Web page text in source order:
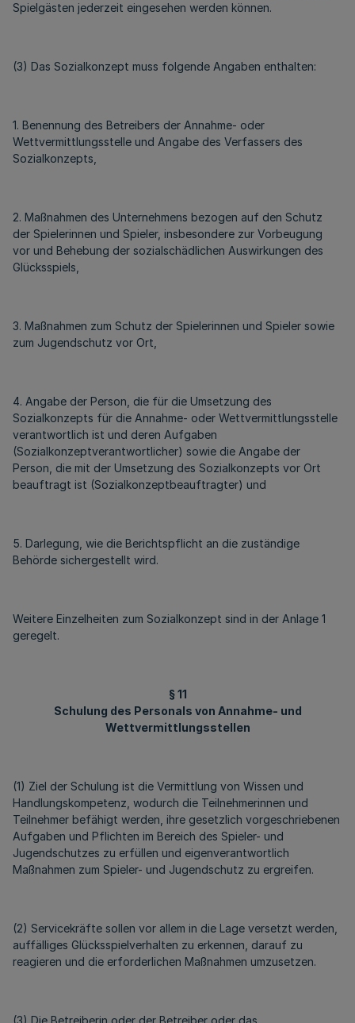
Spielgästen jederzeit eingesehen werden können.
(3) Das Sozialkonzept muss folgende Angaben enthalten:
1. Benennung des Betreibers der Annahme- oder
Wettvermittlungsstelle und Angabe des Verfassers des
Sozialkonzepts,
2. Maßnahmen des Unternehmens bezogen auf den Schutz
der Spielerinnen und Spieler, insbesondere zur Vorbeugung
vor und Behebung der sozialschädlichen Auswirkungen des
Glücksspiels,
3. Maßnahmen zum Schutz der Spielerinnen und Spieler sowie
zum Jugendschutz vor Ort,
4. Angabe der Person, die für die Umsetzung des
Sozialkonzepts für die Annahme- oder Wettvermittlungsstelle
verantwortlich ist und deren Aufgaben
(Sozialkonzeptverantwortlicher) sowie die Angabe der
Person, die mit der Umsetzung des Sozialkonzepts vor Ort
beauftragt ist (Sozialkonzeptbeauftragter) und
5. Darlegung, wie die Berichtspflicht an die zuständige
Behörde sichergestellt wird.
Weitere Einzelheiten zum Sozialkonzept sind in der Anlage 1
geregelt.
§ 11
Schulung des Personals von Annahme- und
Wettvermittlungsstellen
(1) Ziel der Schulung ist die Vermittlung von Wissen und
Handlungskompetenz, wodurch die Teilnehmerinnen und
Teilnehmer befähigt werden, ihre gesetzlich vorgeschriebenen
Aufgaben und Pflichten im Bereich des Spieler- und
Jugendschutzes zu erfüllen und eigenverantwortlich
Maßnahmen zum Spieler- und Jugendschutz zu ergreifen.
(2) Servicekräfte sollen vor allem in die Lage versetzt werden,
auffälliges Glücksspielverhalten zu erkennen, darauf zu
reagieren und die erforderlichen Maßnahmen umzusetzen.
(3) Die Betreiberin oder der Betreiber oder das